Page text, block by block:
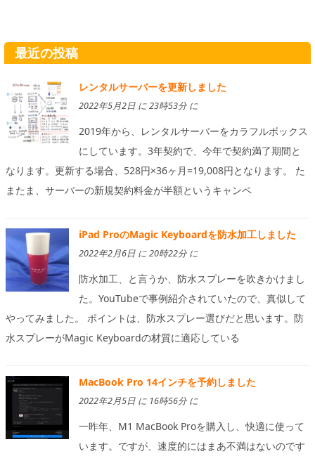
最近の投稿
レンタルサーバーを更新しました
2022年5月2日 に 23時53分 に
2019年から、レンタルサーバーをカラフルボックス
にしています。3年契約で、今年で契約満了期間と
なります。更新する場合、528円×36ヶ月=19,008円となります。 た
またま、サーバーの新規契約料金が半額というキャンペ
iPad ProのMagic Keyboardを防水加工しました
2022年2月6日 に 20時22分 に
防水加工、と言うか、防水スプレーを吹きかけまし
た。YouTubeで事例紹介されていたので、真似して
やってみました。 ポイントは、防水スプレー選びだと思います。防
水スプレーがMagic Keyboardの材質に適応している
MacBook Pro 14インチを予約しました
2022年2月5日 に 16時56分 に
一昨年、M1 MacBook Proを購入し、快適に使って
います。ですが、速度的にはまあ不満はないのです